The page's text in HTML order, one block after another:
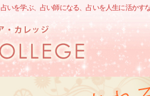
占いを学ぶ、占い師になる、占いを人生に活か